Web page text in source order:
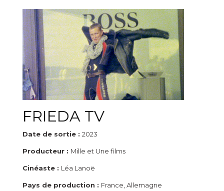
FRIEDA TV
Date de sortie : 2023
Producteur : Mille et Une films
Cinéaste : Léa Lanoë
Pays de production : France, Allemagne